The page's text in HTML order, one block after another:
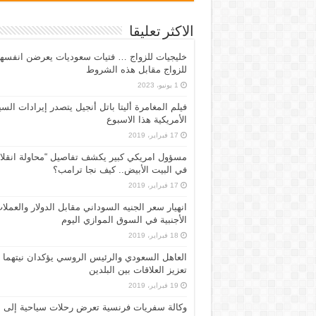
الاكثر تعليقا
خليجيات للزواج … فتيات سعوديات يعرضن
للزواج مقابل هذه الشروط
1 يونيو، 2023
فيلم المغامرة أليتا‭ ‬باتل أنجيل يتصدر إيرادات
الأمريكية هذا الاسبوع
17 فبراير، 2019
مسؤول امريكي كبير يكشف تفاصيل “محاولة
في البيت الأبيض.. كيف نجا ترامب؟
17 فبراير، 2019
انهيار سعر الجنيه السوداني مقابل الدولار
الأجنبية في السوق الموازي اليوم
18 فبراير، 2019
العاهل السعودي والرئيس الروسي يؤكدان نيتهما
تعزيز العلاقات بين البلدين
19 فبراير، 2019
وكالة سفريات فرنسية تعرض رحلات سياحية إلى